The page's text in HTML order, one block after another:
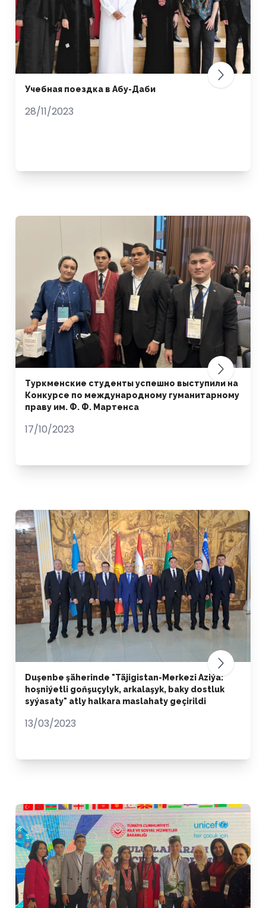
Учебная поездка в Абу-Даби
28/11/2023
Туркменские студенты успешно выступили на
Конкурсе по международному гуманитарному
праву им. Ф. Ф. Мартенса
17/10/2023
Duşenbe şäherinde "Täjigistan-Merkezi Aziýa:
hoşniýetli goňşuçylyk, arkalaşyk, baky dostluk
syýasaty" atly halkara maslahaty geçirildi
13/03/2023